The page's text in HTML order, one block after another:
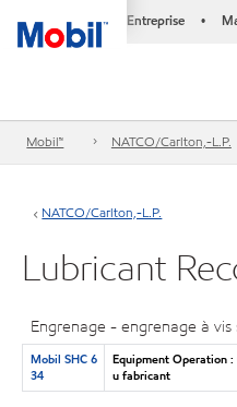
Entreprise •
Mobil™ NATCO/Carlton,-L.P.
NATCO/Carlton,-L.P.
Lubricant
Engrenage - engrenage à vis
Mobil SHC 6
34
Equipment Operation
u fabricant